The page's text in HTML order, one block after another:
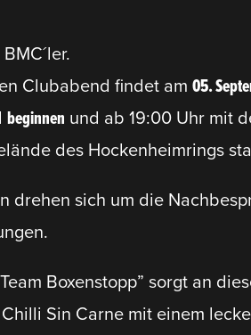
Clubabend findet am05.
beginnen und ab 19:00 Uhr mit
des Hocken­heim­rings
drehen sich um die
Boxen­stopp” sorgt an
Sin Carne mit einem